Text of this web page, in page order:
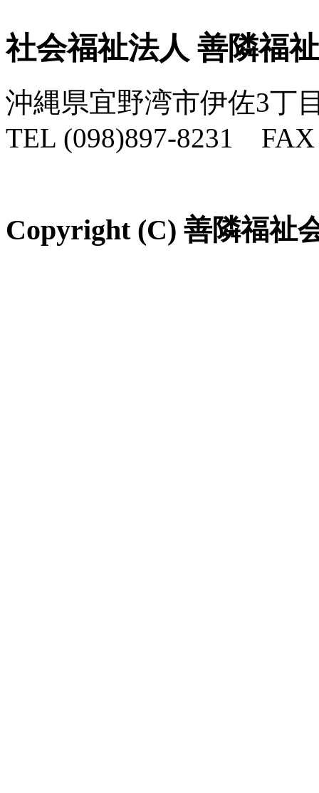
社会福祉法人 善隣福
沖縄県宜野湾市伊佐3丁
TEL (098)897-8231 FAX
Copyright (C) 善隣福祉